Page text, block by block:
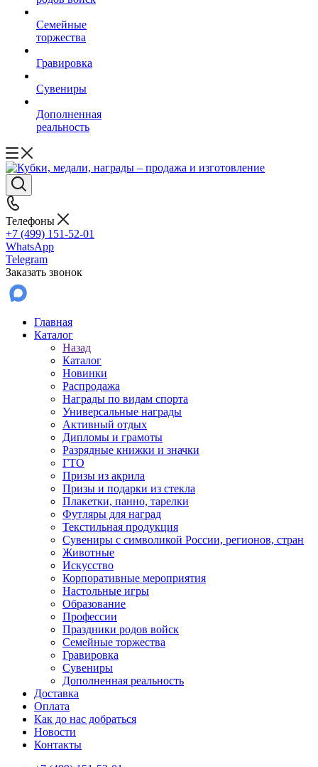
Семейные
торжества
Гравировка
Сувениры
Дополненная
реальность
Телефоны
+7 (499) 151-52-01
WhatsApp
Telegram
Заказать звонок
Главная
Каталог
Назад
Каталог
Новинки
Распродажа
Награды по видам спорта
Универсальные награды
Активный отдых
Дипломы и грамоты
Разрядные книжки и значки
ГТО
Призы из акрила
Призы и подарки из стекла
Плакетки, панно, тарелки
Футляры для наград
Текстильная продукция
Сувениры с символикой России, регионов, стран
Животные
Искусство
Корпоративные мероприятия
Настольные игры
Образование
Профессии
Праздники родов войск
Семейные торжества
Гравировка
Сувениры
Дополненная реальность
Доставка
Оплата
Как до нас добраться
Новости
Контакты